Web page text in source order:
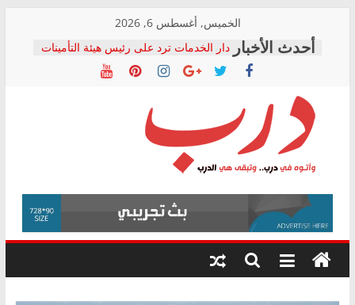
content
الخميس, أغسطس 6, 2026
دار الخدمات ترد على رئيس هيئة التأمينات
بعد مؤتمره الصحفي: إنكار الأزمة لا ينهي
معاناة أصحاب المعاشات.. ونطالب بكشف
فرحات سليمان يكتب: القطاع الصحي إلى
أين؟
حزب التحالف الشعبي يطلق لجنة “الحق
في الصحة” بالإسكندرية لرصد الانتهاكات
ودعم المرضى
الوزاري لمدينة الصحفيين.. وانتهاء أعمال
إنشاء المبنى الإداري
المجلس القومي لحقوق الإنسان يعلن
متابعة قضية الدكتور محمد زهران.. ويؤكد:
قرينة البراءة وضمانات المحاكمة العادلة
درب
وأتوه
درب..
وتبقى
هي